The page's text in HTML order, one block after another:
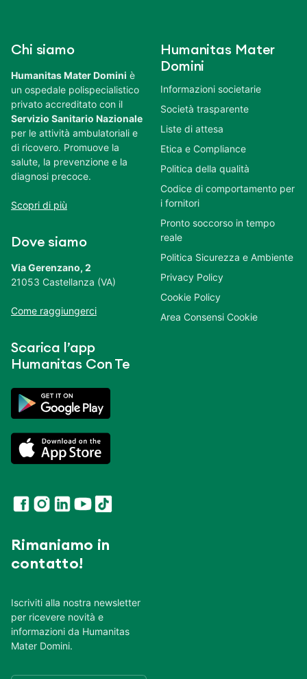
Chi siamo
Humanitas Mater Domini è
un ospedale polispecialistico
privato accreditato con il
Servizio Sanitario Nazionale
per le attività ambulatoriali e
di ricovero. Promuove la
salute, la prevenzione e la
diagnosi precoce.
Scopri di più
Dove siamo
Via Gerenzano, 2
21053 Castellanza (VA)
Come raggiungerci
Scarica l’app
Humanitas Con Te
Rimaniamo in
contatto!
Iscriviti alla nostra newsletter
per ricevere novità e
informazioni da Humanitas
Mater Domini.
Humanitas Mater
Domini
Informazioni societarie
Società trasparente
Liste di attesa
Etica e Compliance
Politica della qualità
Codice di comportamento per
i fornitori
Pronto soccorso in tempo
reale
Politica Sicurezza e Ambiente
Privacy Policy
Cookie Policy
Area Consensi Cookie